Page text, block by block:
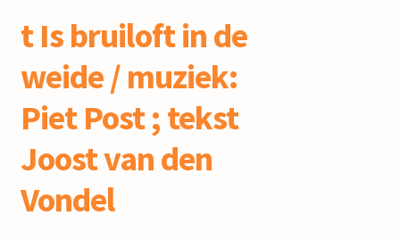
t Is bruiloft in de
weide / muziek:
Piet Post ; tekst
Joost van den
Vondel